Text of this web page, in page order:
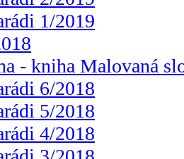
1/2019
- kniha Malovaná
6/2018
5/2018
4/2018